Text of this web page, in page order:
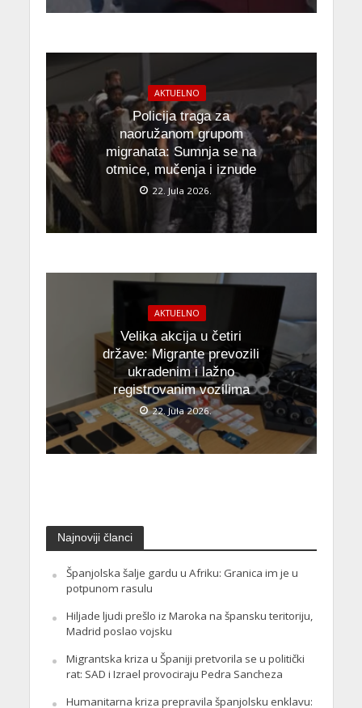
AKTUELNO
Policija traga za
naoružanom grupom
migranata: Sumnja se na
otmice, mučenja i iznude
22. Jula 2026.
AKTUELNO
Velika akcija u četiri
države: Migrante prevozili
ukradenim i lažno
registrovanim vozilima
22. Jula 2026.
Najnoviji članci
Španjolska šalje gardu u Afriku: Granica im je u
potpunom rasulu
Hiljade ljudi prešlo iz Maroka na špansku teritoriju,
Madrid poslao vojsku
Migrantska kriza u Španiji pretvorila se u politički
rat: SAD i Izrael provociraju Pedra Sancheza
Humanitarna kriza prepravila španjolsku enklavu: